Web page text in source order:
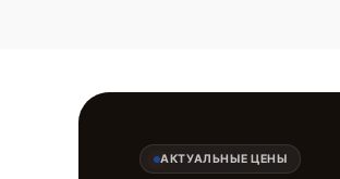
АКТУАЛЬНЫЕ ЦЕНЫ